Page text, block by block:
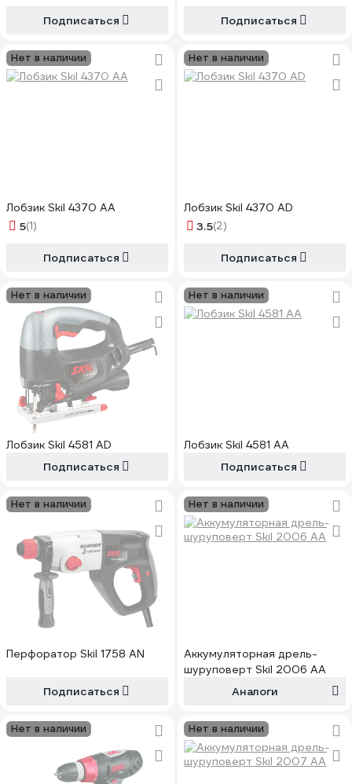
Подписаться Подписаться
Нет в наличии
Лобзик Skil 4370 AA
5(1)
Подписаться
Нет в наличии
Лобзик Skil 4370 AD
3.5(2)
Подписаться
Нет в наличии
Лобзик Skil 4581 AD
Подписаться
Нет в наличии
Лобзик Skil 4581 AA
Подписаться
Нет в наличии
Перфоратор Skil 1758 AN
Подписаться
Нет в наличии
Аккумуляторная дрель-
шуруповерт Skil 2006 AA
Аналоги
Нет в наличии Нет в наличии